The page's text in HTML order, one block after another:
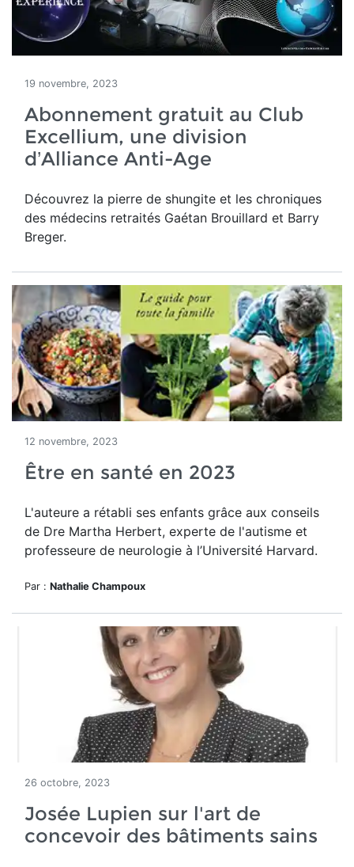
19 novembre, 2023
Abonnement gratuit au Club
Excellium, une division
d’Alliance Anti-Age
Découvrez la pierre de shungite et les chroniques
des médecins retraités Gaétan Brouillard et Barry
Breger.
12 novembre, 2023
Être en santé en 2023
L'auteure a rétabli ses enfants grâce aux conseils
de Dre Martha Herbert, experte de l'autisme et
professeure de neurologie à l’Université Harvard.
Par : Nathalie Champoux
26 octobre, 2023
Josée Lupien sur l'art de
concevoir des bâtiments sains